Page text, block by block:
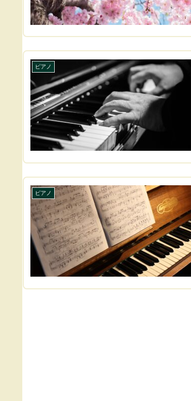
ピアノ
ピアノ